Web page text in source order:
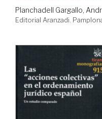
Planchadell Gargallo,
Editorial Aranzadi.